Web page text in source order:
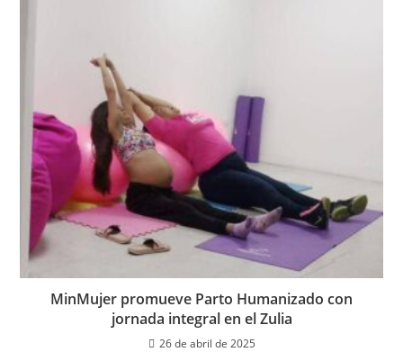
MinMujer promueve Parto Humanizado con
jornada integral en el Zulia
26 de abril de 2025